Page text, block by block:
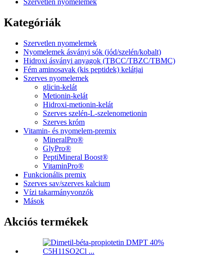
Szervetlen nyomelemek
Kategóriák
Szervetlen nyomelemek
Nyomelemek ásványi sók (jód/szelén/kobalt)
Hidroxi ásványi anyagok (TBCC/TBZC/TBMC)
Fém aminosavak (kis peptidek) kelátjai
Szerves nyomelemek
glicin-kelát
Metionin-kelát
Hidroxi-metionin-kelát
Szerves szelén-L-szelenometionin
Szerves króm
Vitamin- és nyomelem-premix
MineralPro®
GlyPro®
PeptiMineral Boost®
VitaminPro®
Funkcionális premix
Szerves sav/szerves kalcium
Vízi takarmányvonzók
Mások
Akciós termékek